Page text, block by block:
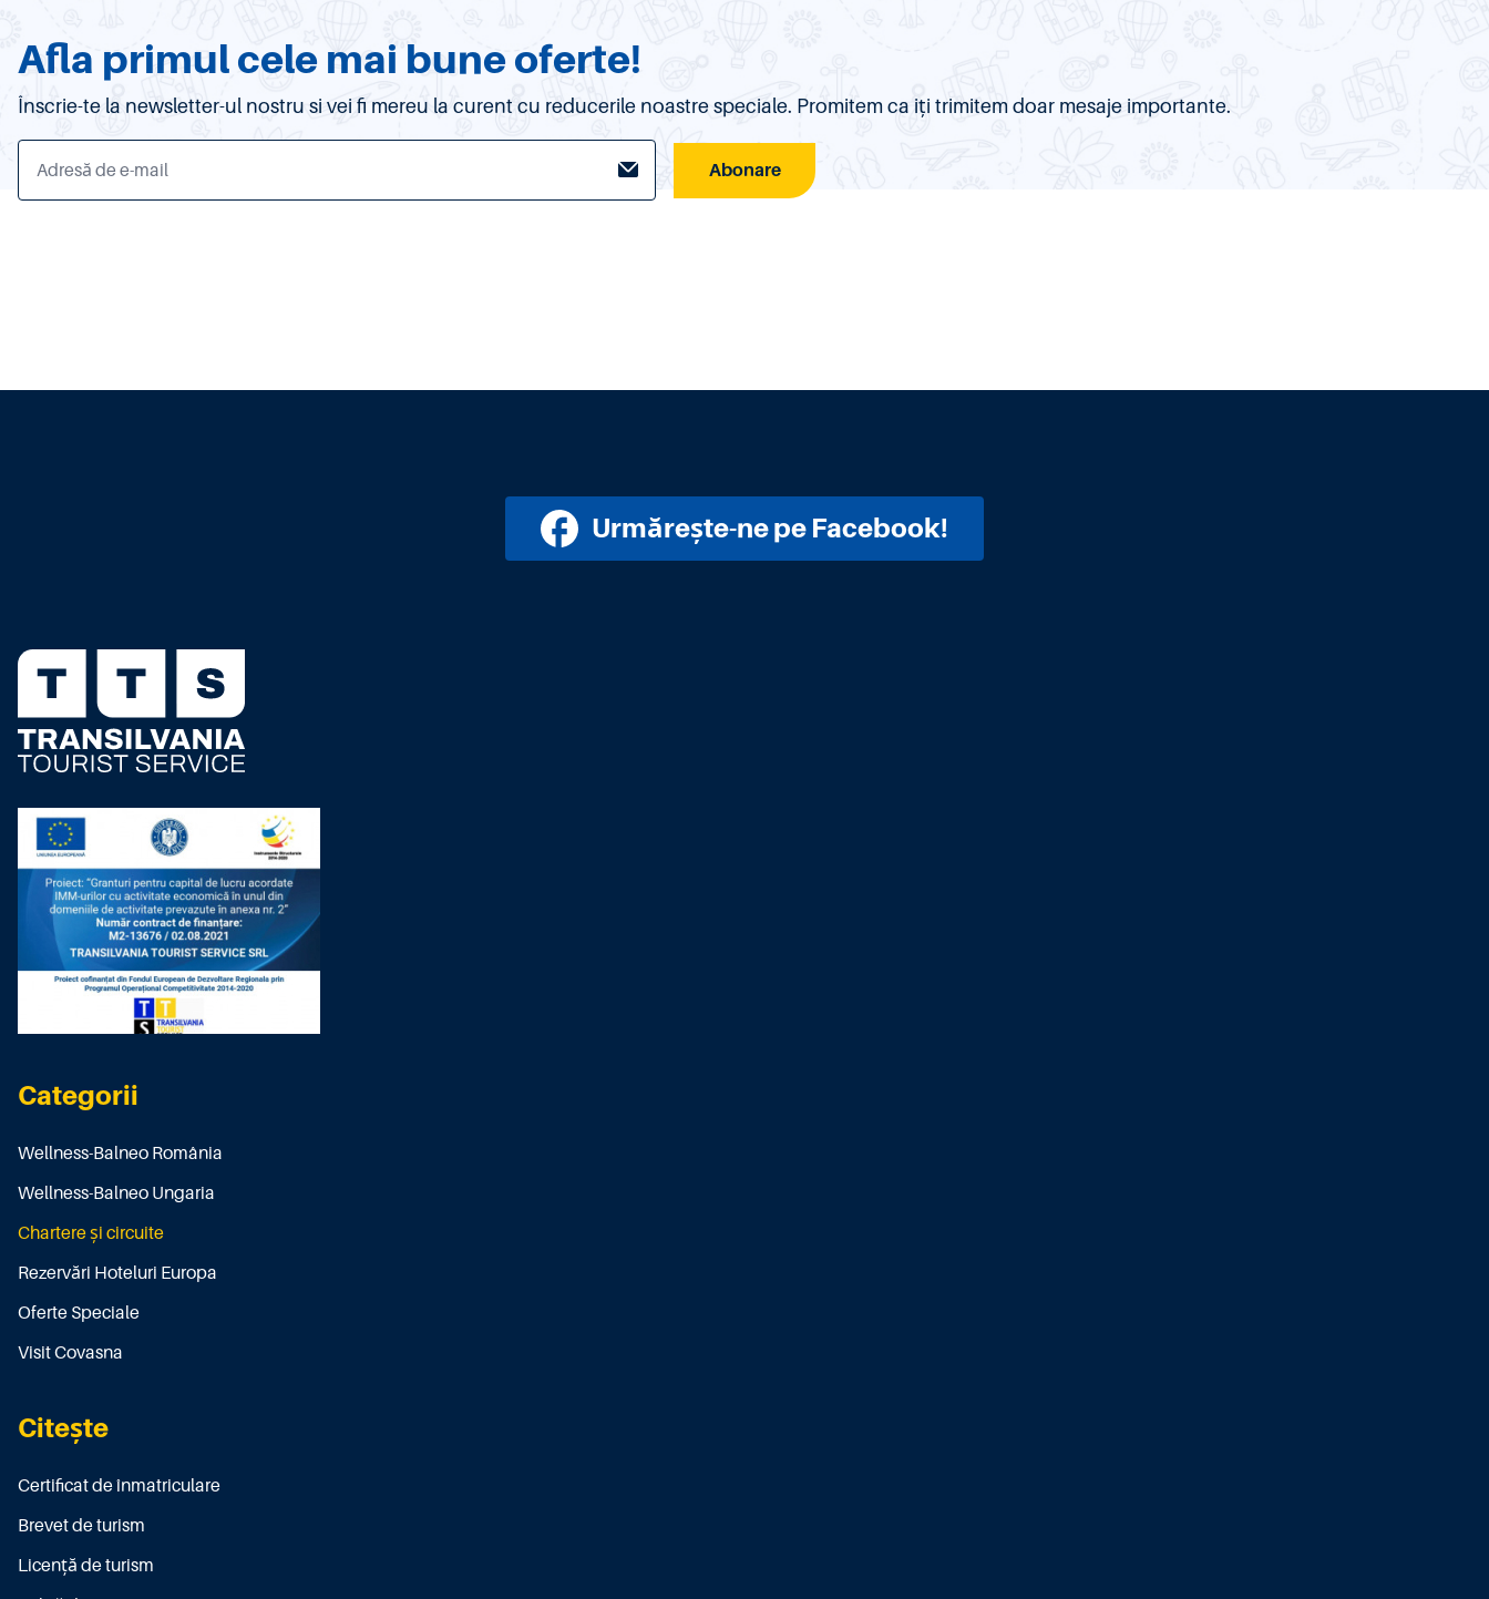
Afla primul cele mai bune oferte!
Înscrie-te la newsletter-ul nostru si vei fi mereu la curent cu reducerile noastre speciale. Promitem ca iți trimitem doar mesaje importante.
Abonare
Urmărește-ne pe Facebook!
Categorii
Wellness-Balneo România
Wellness-Balneo Ungaria
Chartere și circuite
Rezervări Hoteluri Europa
Oferte Speciale
Visit Covasna
Citește
Certificat de înmatriculare
Brevet de turism
Licenţă de turism